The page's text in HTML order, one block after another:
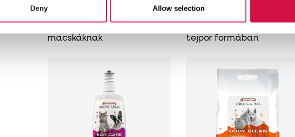
Deny Allow selection
Teljes értékű eledel
macskáknak
Pet Milk
Tejpótló tápszer oldható
tejpor formában